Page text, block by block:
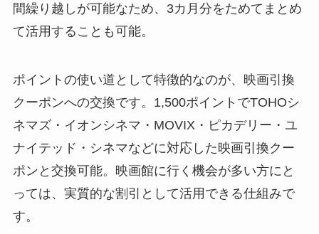
間繰り越しが可能なため、3カ月分をためてまとめ
て活用することも可能。
ポイントの使い道として特徴的なのが、映画引換
クーポンへの交換です。1,500ポイントでTOHOシ
ネマズ・イオンシネマ・MOVIX・ピカデリー・ユ
ナイテッド・シネマなどに対応した映画引換クー
ポンと交換可能。映画館に行く機会が多い方にと
っては、実質的な割引として活用できる仕組みで
す。